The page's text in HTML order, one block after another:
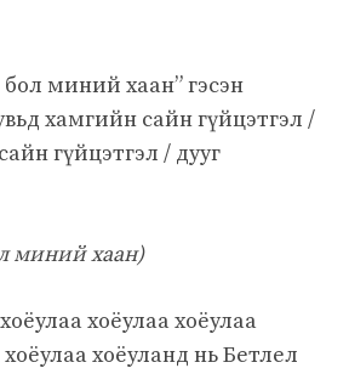
миний хаан” гэсэн
хамгийн сайн гүйцэтгэл /
гүйцэтгэл / дууг
миний хаан)
хоёулаа хоёулаа
хоёуланд нь Бетлел